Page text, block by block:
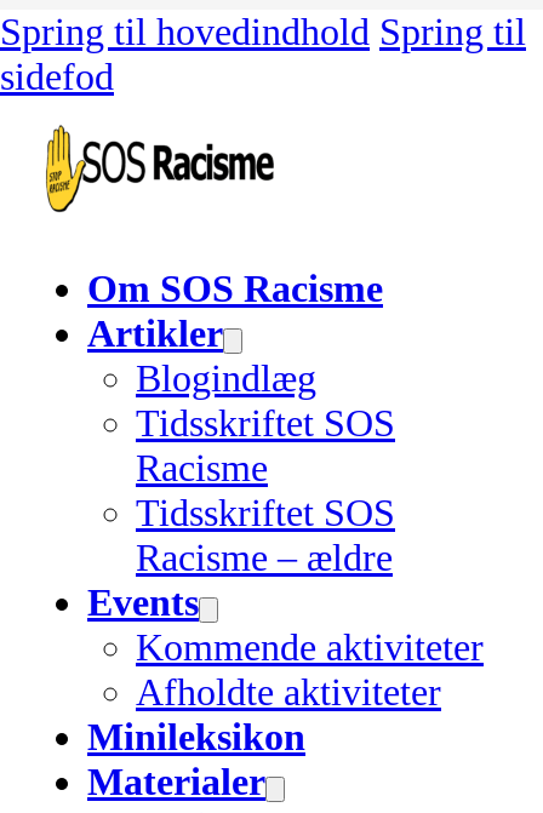
Spring til hovedindhold Spring til
sidefod
Om SOS Racisme
Artikler
Blogindlæg
Tidsskriftet SOS
Racisme
Tidsskriftet SOS
Racisme – ældre
Events
Kommende aktiviteter
Afholdte aktiviteter
Minileksikon
Materialer